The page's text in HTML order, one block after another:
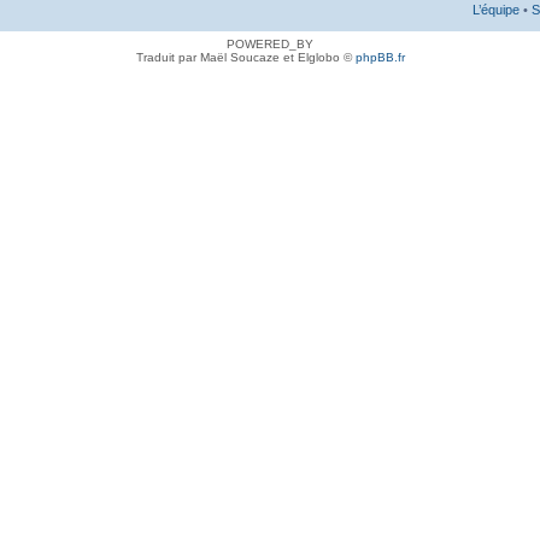
L’équipe •
POWERED_BY
Traduit par Maël Soucaze et Elglobo ©phpBB.fr